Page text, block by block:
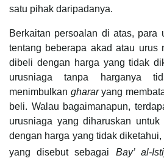
satu pihak daripadanya.
Berkaitan persoalan di atas, para
tentang beberapa akad atau urus
dibeli dengan harga yang tidak
urusniaga tanpa harganya
menimbulkan ghararyang
beli. Walau bagaimanapun,
urusniaga yang diharuskan
dengan harga yang tidak
yang disebut sebagai Bay’ al-